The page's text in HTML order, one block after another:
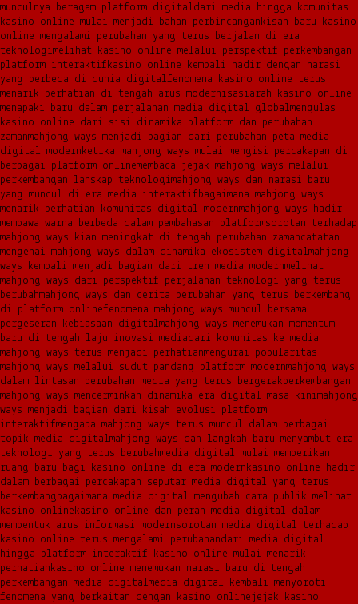
munculnya beragam platform digitaldari media hingga komunitas
kasino online mulai menjadi bahan perbincangan kisah baru kasino
online mengalami perubahan yang terus berjalan di era
teknologimelihat kasino online melalui perspektif perkembangan
platform interaktif kasino online kembali hadir dengan narasi
yang berbeda di dunia digitalfenomena kasino online terus
menarik perhatian di tengah arus modernisasiarah kasino online
menapaki baru dalam perjalanan media digital globalmengulas
kasino online dari sisi dinamika platform dan perubahan
zamanmahjong ways menjadi bagian dari perubahan peta media
digital modern ketika mahjong ways mulai mengisi percakapan di
berbagai platform onlinemembaca jejak mahjong ways melalui
perkembangan lanskap teknologimahjong ways dan narasi baru
yang muncul di era media interaktif bagaimana mahjong ways
menarik perhatian komunitas digital modernmahjong ways hadir
membawa warna berbeda dalam pembahasan platformsorotan terhadap
mahjong ways kian meningkat di tengah perubahan zamancatatan
mengenai mahjong ways dalam dinamika ekosistem digitalmahjong
ways kembali menjadi bagian dari tren media modernmelihat
mahjong ways dari perspektif perjalanan teknologi yang terus
berubahmahjong ways dan cerita perubahan yang terus berkembang
di platform onlinefenomena mahjong ways muncul bersama
pergeseran kebiasaan digitalmahjong ways menemukan momentum
baru di tengah laju inovasi mediadari komunitas ke media
mahjong ways terus menjadi perhatianmengurai popularitas
mahjong ways melalui sudut pandang platform modernmahjong ways
dalam lintasan perubahan media yang terus bergerakperkembangan
mahjong ways mencerminkan dinamika era digital masa kinimahjong
ways menjadi bagian dari kisah evolusi platform
interaktifmengapa mahjong ways terus muncul dalam berbagai
topik media digitalmahjong ways dan langkah baru menyambut era
teknologi yang terus berubahmedia digital mulai memberikan
ruang baru bagi kasino online di era modern kasino online hadir
dalam berbagai percakapan seputar media digital yang terus
berkembang bagaimana media digital mengubah cara publik melihat
kasino online kasino online dan peran media digital dalam
membentuk arus informasi modernsorotan media digital terhadap
kasino online terus mengalami perubahandari media digital
hingga platform interaktif kasino online mulai menarik
perhatian kasino online menemukan narasi baru di tengah
perkembangan media digitalmedia digital kembali menyoroti
fenomena yang berkaitan dengan kasino onlinejejak kasino